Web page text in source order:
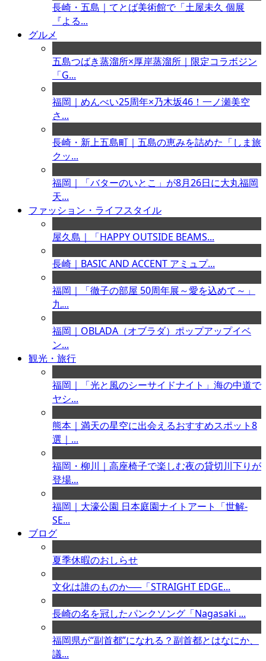
長崎・五島｜てとば美術館で「土屋未久 個展
『よる...
グルメ
五島つばき蒸溜所×厚岸蒸溜所｜限定コラボジン
「G...
福岡｜めんべい25周年×乃木坂46！一ノ瀬美空
さ...
長崎・新上五島町｜五島の恵みを詰めた「しま旅
クッ...
福岡｜「バターのいとこ」が8月26日に大丸福岡
天...
ファッション・ライフスタイル
屋久島｜「HAPPY OUTSIDE BEAMS...
長崎｜BASIC AND ACCENT アミュプ...
福岡｜「徹子の部屋 50周年展～愛を込めて～」
九...
福岡｜OBLADA（オブラダ）ポップアップイベ
ン...
観光・旅行
福岡｜「光と風のシーサイドナイト」海の中道で
ヤシ...
熊本｜満天の星空に出会えるおすすめスポット8
選｜...
福岡・柳川｜高座椅子で楽しむ夜の貸切川下りが
登場...
福岡｜大濠公園 日本庭園ナイトアート「世解-
SE...
ブログ
夏季休暇のおしらせ
文化は誰のものか──「STRAIGHT EDGE...
長崎の名を冠したパンクソング「Nagasaki ...
福岡県が“副首都”になれる？副首都とはなにか、
議...